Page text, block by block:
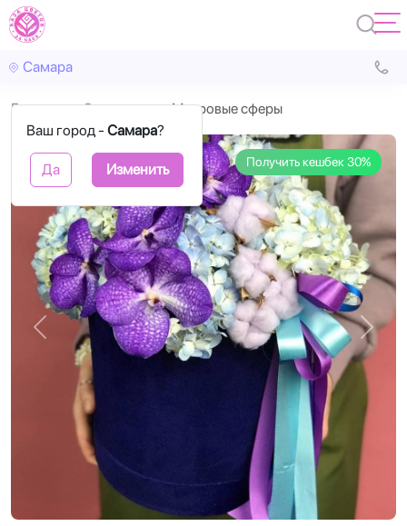
Самара
Ваш город - Самара?
Да Изменить
Главная С цветами Муаровые сферы
Получить кешбек 30%
Назад